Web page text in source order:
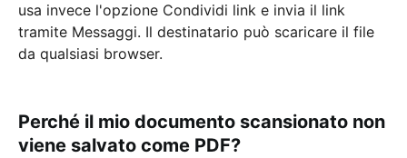
usa invece l'opzione Condividi link e invia il link
tramite Messaggi. Il destinatario può scaricare il file
da qualsiasi browser.
Perché il mio documento scansionato non
viene salvato come PDF?